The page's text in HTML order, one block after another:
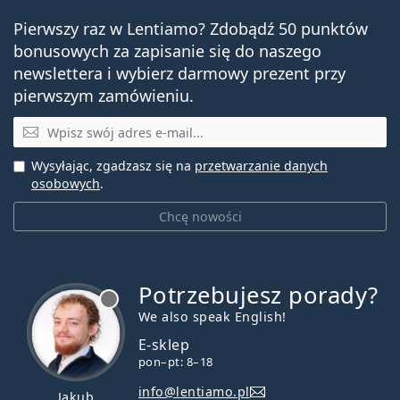
Inne jednodniowe soczewki
wieloogniskowe
1-DAY Acuvue Moist Multifocal
DAILIES AquaComfort Plus Multifocal
DAILIES Total 1 Multifocal
Powiązane artykuły z naszego
bloga
Jak dbać o soczewki kontaktowe
Co to jest prezbiopia (starczowzroczność): Objawy,
leczenie i profilaktyka
Recepta na soczewki kontaktowe: Jak rozumieć
parametry
Czy mogę spać w soczewkach kontaktowych? A co,
Pierwszy raz w Lentiamo? Zdobądź 50 punktów
bonusowych za zapisanie się do naszego
newslettera i wybierz darmowy prezent przy
pierwszym zamówieniu.
E-mail
Chcę nowości
Wysyłając, zgadzasz się na przetwarzanie danych
osobowych.
Potrzebujesz porady?
We also speak English!
E-sklep
pon–pt: 8–18
info@lentiamo.pl